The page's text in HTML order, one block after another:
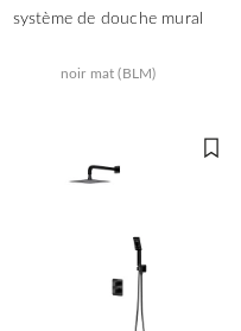
système de douche mural
noir mat (BLM)